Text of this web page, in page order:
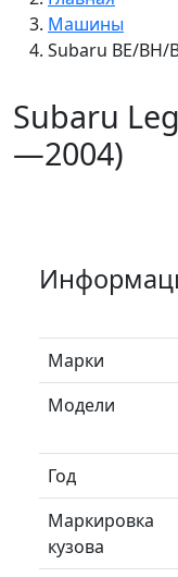
Машины
Subaru BE/BH/
Subaru
—2004)
Марки
Модели
Год
Маркировка
кузова